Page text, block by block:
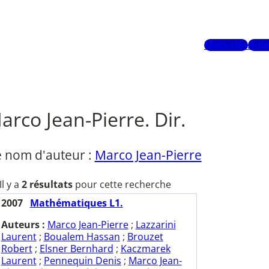
Mots-clés
Jean-Pierre. Dir.
nom d'auteur : Marco Jean-Pierre
Il y a 2 résultats pour cette recherche
2007
Mathématiques L1.
Auteurs : Marco Jean-Pierre; Lazzarini
Laurent; Boualem Hassan ; Brouzet
Robert; Elsner Bernhard ; Kaczmarek
Laurent; Pennequin Denis ; Marco Jean-